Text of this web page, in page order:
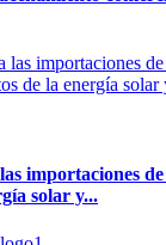
importaciones
solar y...